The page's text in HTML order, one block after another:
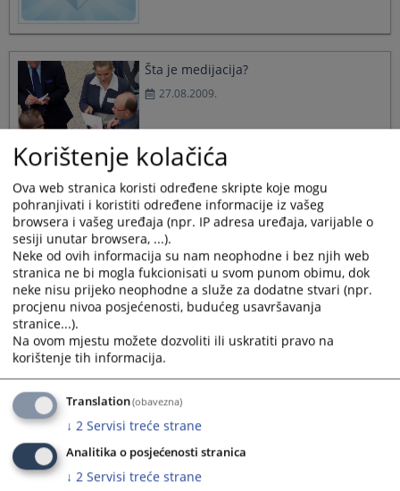
Šta je medijacija?
27.08.2009.
Kako mogu doći do sudije u postupku?
19.05.2009.
Kako sastaviti testament?
Kako dobiti uvjerenje da nije izricana
pravna i fizička lica?
19.05.2009.
Korištenje kolačića
Ova web stranica koristi određene skripte koje mogu
pohranjivati i koristiti određene informacije iz vašeg
browsera i vašeg uređaja (npr. IP adresa uređaja, varijable o
sesiji unutar browsera, ...).
Neke od ovih informacija su nam neophodne i bez njih web
stranica ne bi mogla fukcionisati u svom punom obimu, dok
neke nisu prijeko neophodne a služe za dodatne stvari (npr.
procjenu nivoa posjećenosti, budućeg usavršavanja
stranice...).
Na ovom mjestu možete dozvoliti ili uskratiti pravo na
korištenje tih informacija.
Translation(obavezna)
↓ 2 Servisi treće strane
Analitika o posjećenosti stranica
↓ 2 Servisi treće strane